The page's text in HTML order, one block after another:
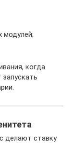
модулей;
когда
делают ставку